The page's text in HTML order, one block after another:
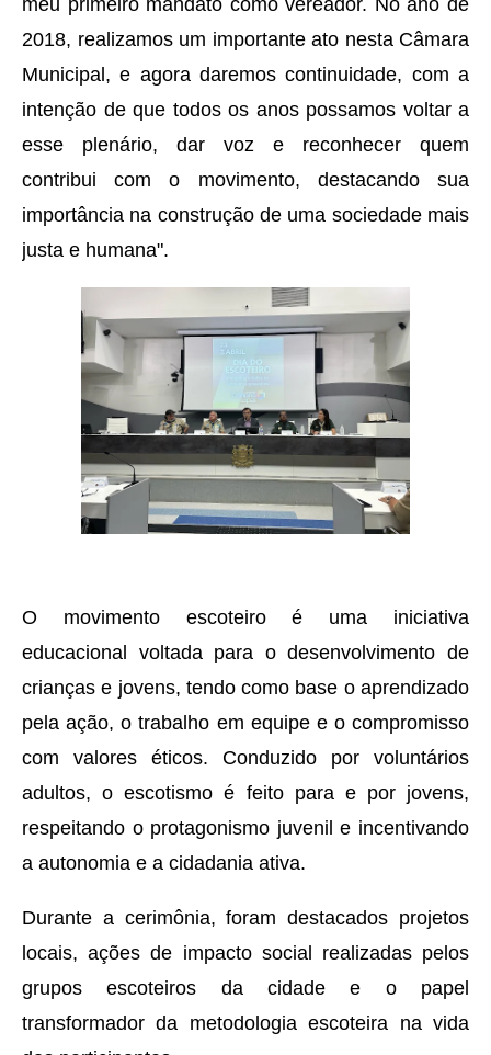
meu primeiro mandato como vereador. No ano de
2018, realizamos um importante ato nesta Câmara
Municipal, e agora daremos continuidade, com a
intenção de que todos os anos possamos voltar a
esse plenário, dar voz e reconhecer quem
contribui com o movimento, destacando sua
importância na construção de uma sociedade mais
justa e humana".
O movimento escoteiro é uma iniciativa
educacional voltada para o desenvolvimento de
crianças e jovens, tendo como base o aprendizado
pela ação, o trabalho em equipe e o compromisso
com valores éticos. Conduzido por voluntários
adultos, o escotismo é feito para e por jovens,
respeitando o protagonismo juvenil e incentivando
a autonomia e a cidadania ativa.
Durante a cerimônia, foram destacados projetos
locais, ações de impacto social realizadas pelos
grupos escoteiros da cidade e o papel
transformador da metodologia escoteira na vida